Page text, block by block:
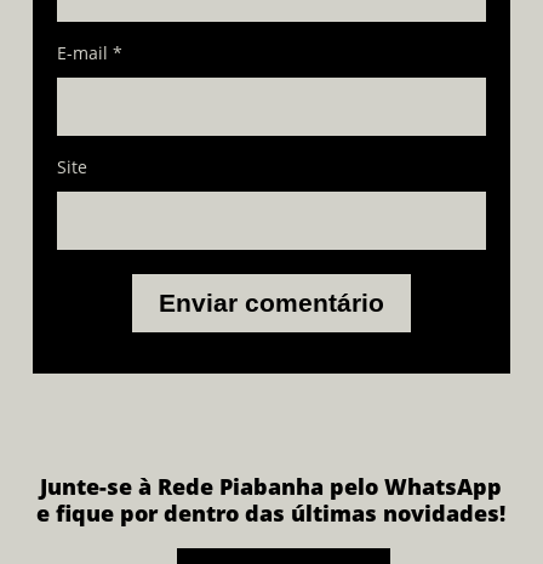
E-mail *
Site
Junte-se à Rede Piabanha pelo WhatsApp
e fique por dentro das últimas novidades!